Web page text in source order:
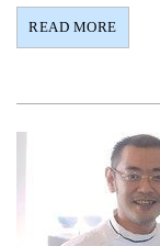
READ MORE